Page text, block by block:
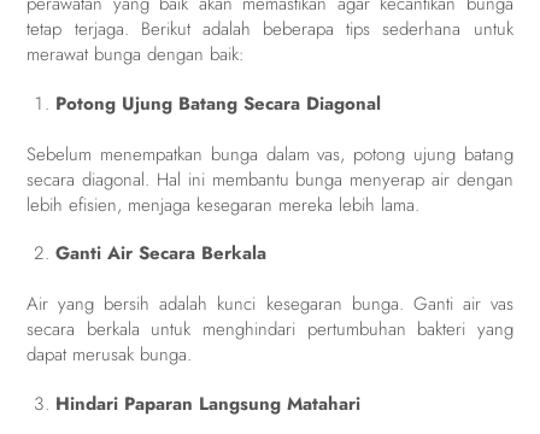
tetap terjaga. Berikut adalah beberapa tips sederhana untuk
merawat bunga dengan baik:
Potong Ujung Batang Secara Diagonal
Sebelum menempatkan bunga dalam vas, potong ujung batang
secara diagonal. Hal ini membantu bunga menyerap air dengan
lebih efisien, menjaga kesegaran mereka lebih lama.
Ganti Air Secara Berkala
Air yang bersih adalah kunci kesegaran bunga. Ganti air vas
secara berkala untuk menghindari pertumbuhan bakteri yang
dapat merusak bunga.
Hindari Paparan Langsung Matahari